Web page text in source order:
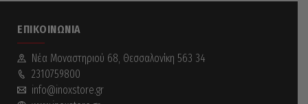
ΕΠΙΚΟΙΝΩΝΊΑ
Νέα Mοναστηριού 68, Θεσσαλονίκη 563 34
2310759800
info@inoxstore.gr